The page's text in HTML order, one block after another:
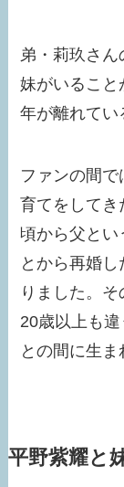
弟・莉玖さ
妹がいること
年が離れてい
ファンの間
育てをしてき
頃から父とい
とから再婚
りました。
20歳以上も
との間に生ま
平野紫耀と